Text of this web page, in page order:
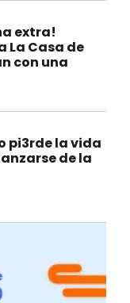
extra!
La Casa de
con una
pi3rde la vida
de la